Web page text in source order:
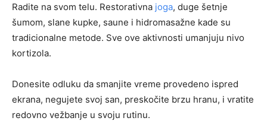
Radite na svom telu. Restorativna joga, duge šetnje
šumom, slane kupke, saune i hidromasažne kade su
tradicionalne metode. Sve ove aktivnosti umanjuju nivo
kortizola.
Donesite odluku da smanjite vreme provedeno ispred
ekrana, negujete svoj san, preskočite brzu hranu, i vratite
redovno vežbanje u svoju rutinu.